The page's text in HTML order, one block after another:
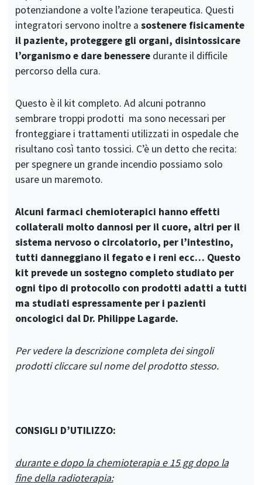
potenziandone a volte l’azione terapeutica. Questi
integratori servono inoltre a sostenere fisicamente
il paziente, proteggere gli organi, disintossicare
l’organismo e dare benesseredurante il difficile
percorso della cura.
Questo è il kit completo. Ad alcuni potranno
sembrare troppi prodotti ma sono necessari per
fronteggiare i trattamenti utilizzati in ospedale che
risultano così tanto tossici. C’è un detto che recita:
per spegnere un grande incendio possiamo solo
usare un maremoto.
Alcuni farmaci chemioterapici hanno effetti
collaterali molto dannosi per il cuore, altri per il
sistema nervoso o circolatorio, per l’intestino,
tutti danneggiano il fegato e i reni ecc… Questo
kit prevede un sostegno completo studiato per
ogni tipo di protocollo con prodotti adatti a tutti
ma studiati espressamente per i pazienti
oncologici dal Dr. Philippe Lagarde.
Per vedere la descrizione completa dei singoli
prodotti cliccare sul nome del prodotto stesso.
CONSIGLI D’UTILIZZO:
durante e dopo la chemioterapia e 15 gg dopo la
fine della radioterapia: